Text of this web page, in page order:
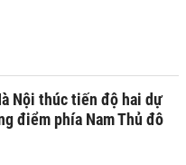
Nội thúc tiến độ hai dự
điểm phía Nam Thủ đô